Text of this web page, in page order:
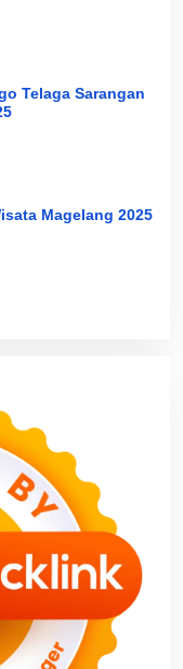
Telaga Sarangan
Magelang 2025